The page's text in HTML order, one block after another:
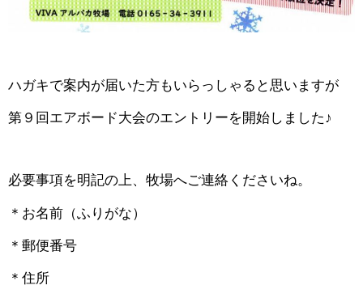
ハガキで案内が届いた方もいらっしゃると思いますが
第９回エアボード大会のエントリーを開始しました♪
必要事項を明記の上、牧場へご連絡くださいね。
＊お名前（ふりがな）
＊郵便番号
＊住所